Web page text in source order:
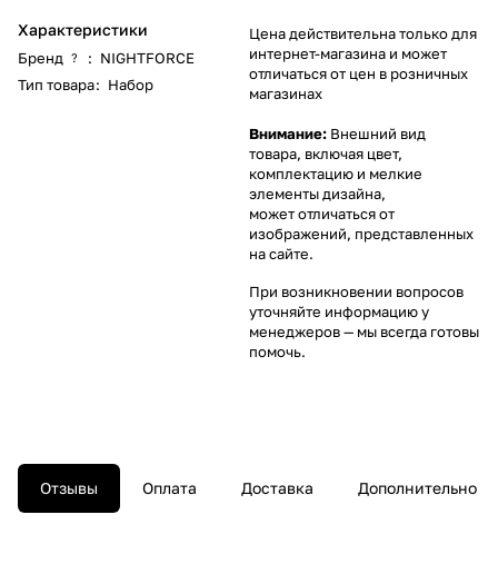
Характеристики
Бренд ? : NIGHTFORCE
Тип товара: Набор
Цена действительна только для
интернет-магазина и может
отличаться от цен в розничных
магазинах
Внимание: Внешний вид
товара, включая цвет,
комплектацию и мелкие
элементы дизайна,
может отличаться от
изображений, представленных
на сайте.
При возникновении вопросов
уточняйте информацию у
менеджеров— мы всегда готовы
помочь.
Отзывы Оплата Доставка Дополнительно